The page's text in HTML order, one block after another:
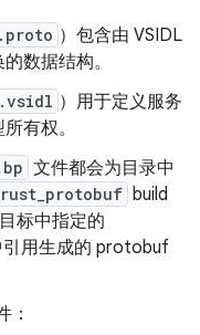
.proto ）包含由 VSIDL
数据结构。
.vsidl ）用于定义服务
有权。
文件都会为目录中
rust_protobuf build
标中指定的
引用生成的 protobuf
：